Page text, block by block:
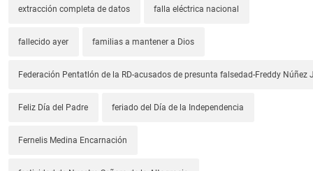
extracción completa de datos falla eléctrica nacional
fallecido ayer familias a mantener a Dios
Federación Pentatlón de la RD-acusados de presunta falsedad-Freddy Núñez
Feliz Día del Padre feriado del Día de la Independencia
Fernelis Medina Encarnación